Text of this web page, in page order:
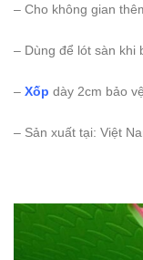
– Cho không gian
– Dùng để lót sàn khi
– Xốp dày 2cm bảo
– Sản xuất tại: Việt